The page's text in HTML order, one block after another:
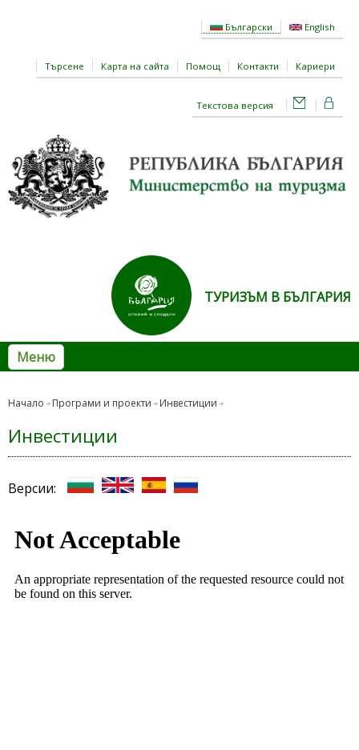
Български English
Търсене Карта на сайта Помощ Контакти Кариери
Текстова версия
ТУРИЗЪМ В БЪЛГАРИЯ
Меню
Начало Програми и проекти Инвестиции
Инвестиции
Версии: